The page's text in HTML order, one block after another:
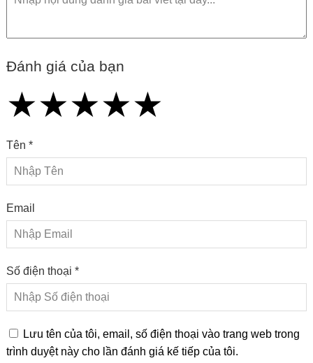
Đánh giá của bạn
★
★★
★★★
★★★★
★★★★★
Tên *
Email
Số điện thoại *
Lưu tên của tôi, email, số điện thoại vào trang web trong
trình duyệt này cho lần đánh giá kế tiếp của tôi.